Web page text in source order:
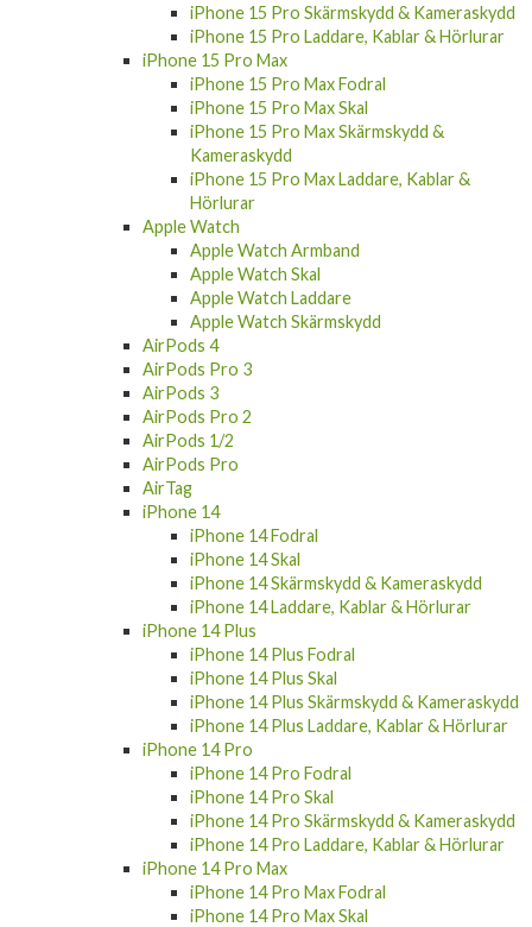
iPhone 15 Pro Skärmskydd & Kameraskydd
iPhone 15 Pro Laddare, Kablar & Hörlurar
iPhone 15 Pro Max
iPhone 15 Pro Max Fodral
iPhone 15 Pro Max Skal
iPhone 15 Pro Max Skärmskydd &
Kameraskydd
iPhone 15 Pro Max Laddare, Kablar &
Hörlurar
Apple Watch
Apple Watch Armband
Apple Watch Skal
Apple Watch Laddare
Apple Watch Skärmskydd
AirPods 4
AirPods Pro 3
AirPods 3
AirPods Pro 2
AirPods 1/2
AirPods Pro
AirTag
iPhone 14
iPhone 14 Fodral
iPhone 14 Skal
iPhone 14 Skärmskydd & Kameraskydd
iPhone 14 Laddare, Kablar & Hörlurar
iPhone 14 Plus
iPhone 14 Plus Fodral
iPhone 14 Plus Skal
iPhone 14 Plus Skärmskydd & Kameraskydd
iPhone 14 Plus Laddare, Kablar & Hörlurar
iPhone 14 Pro
iPhone 14 Pro Fodral
iPhone 14 Pro Skal
iPhone 14 Pro Skärmskydd & Kameraskydd
iPhone 14 Pro Laddare, Kablar & Hörlurar
iPhone 14 Pro Max
iPhone 14 Pro Max Fodral
iPhone 14 Pro Max Skal